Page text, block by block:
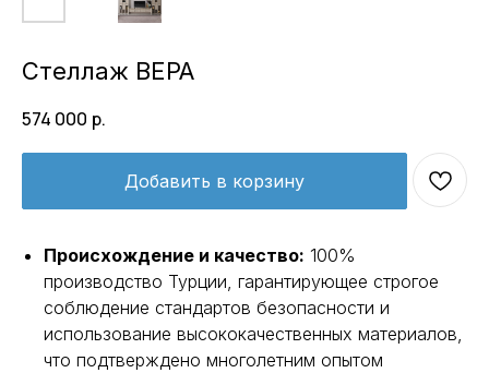
Стеллаж ВЕРА
574 000 р.
Добавить в корзину
Происхождение и качество: 100%
производство Турции, гарантирующее строгое
соблюдение стандартов безопасности и
использование высококачественных материалов,
что подтверждено многолетним опытом